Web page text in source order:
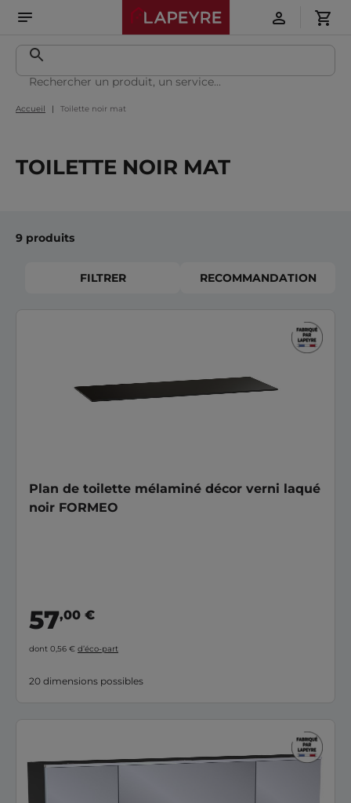
Accueil Toilette noir mat
TOILETTE NOIR MAT
9 produits
FILTRER RECOMMANDATION
Plan de toilette mélaminé décor verni laqué
noir FORMEO
57,00 €
dont 0,56 € d’éco-part
20 dimensions possibles